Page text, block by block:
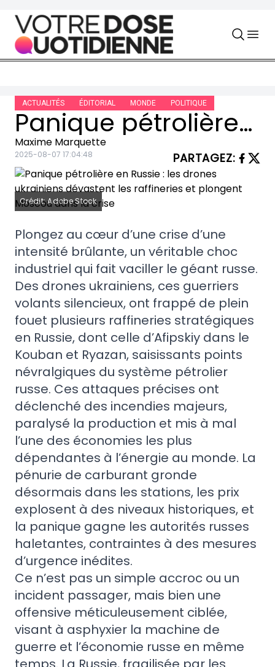
Skip to content
ACTUALITÉS ÉDITORIAL MONDE POLITIQUE
Panique pétrolière en Russie : les drones ukrainiens dévastent les raffineries et plongent Moscou dans la crise
Maxime Marquette
2025-08-07 17:04:48 PARTAGEZ:
Crédit: Adobe Stock
Plongez au cœur d’une crise d’une
intensité brûlante, un véritable choc
industriel qui fait vaciller le géant russe.
Des drones ukrainiens, ces guerriers
volants silencieux, ont frappé de plein
fouet plusieurs raffineries stratégiques
en Russie, dont celle d’Afipskiy dans le
Kouban et Ryazan, saisissants points
névralgiques du système pétrolier
russe. Ces attaques précises ont
déclenché des incendies majeurs,
paralysé la production et mis à mal
l’une des économies les plus
dépendantes à l’énergie au monde. La
pénurie de carburant gronde
désormais dans les stations, les prix
explosent à des niveaux historiques, et
la panique gagne les autorités russes
haletantes, contraintes à des mesures
d’urgence inédites.
Ce n’est pas un simple accroc ou un
incident passager, mais bien une
offensive méticuleusement ciblée,
visant à asphyxier la machine de
guerre et l’économie russe en même